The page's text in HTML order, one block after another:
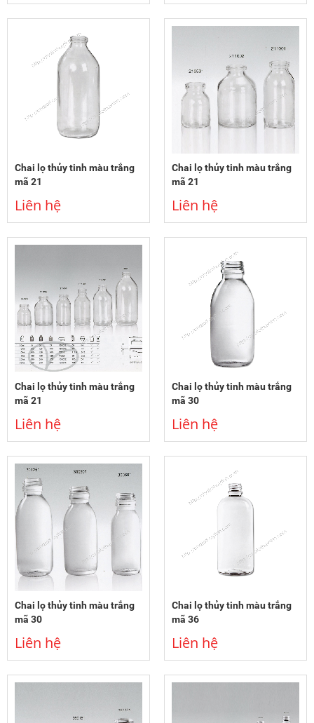
Chai lọ thủy tinh màu trắng
mã 21
Liên hệ
Chai lọ thủy tinh màu trắng
mã 21
Liên hệ
Chai lọ thủy tinh màu trắng
mã 21
Liên hệ
Chai lọ thủy tinh màu trắng
mã 30
Liên hệ
Chai lọ thủy tinh màu trắng
mã 30
Liên hệ
Chai lọ thủy tinh màu trắng
mã 36
Liên hệ